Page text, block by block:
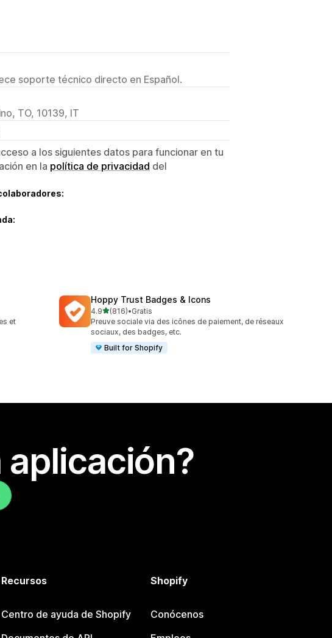
soporte técnico directo en Español.
TO, 10139, IT
a los siguientes datos para funcionar en tu
en la política de privacidad del
et
Hoppy Trust Badges & Icons
4.9de 5 estrellas
(816)
816 reseñas en total
•Gratis
Preuve sociale via des icônes de paiement, de réseaux
sociaux, des badges, etc.
Built for Shopify
aplicación?
Recursos
Centro de ayuda de Shopify
Shopify
Conócenos